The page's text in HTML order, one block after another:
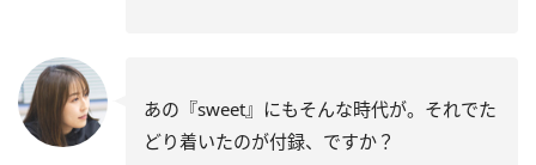
あの『sweet』にもそんな時代が。それでた
どり着いたのが付録、ですか？